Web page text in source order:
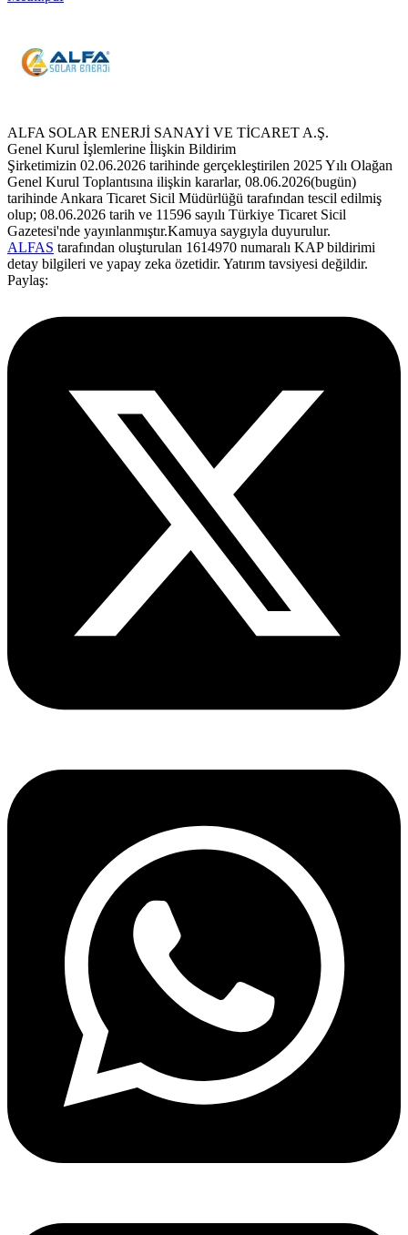
ALFA SOLAR ENERJİ SANAYİ VE TİCARET A.Ş.
Genel Kurul İşlemlerine İlişkin Bildirim
Şirketimizin 02.06.2026 tarihinde gerçekleştirilen 2025 Yılı Olağan
Genel Kurul Toplantısına ilişkin kararlar, 08.06.2026(bugün)
tarihinde Ankara Ticaret Sicil Müdürlüğü tarafından tescil edilmiş
olup; 08.06.2026 tarih ve 11596 sayılı Türkiye Ticaret Sicil
Gazetesi'nde yayınlanmıştır.Kamuya saygıyla duyurulur.
ALFAS tarafından oluşturulan 1614970 numaralı KAP bildirimi
detay bilgileri ve yapay zeka özetidir. Yatırım tavsiyesi değildir.
Paylaş: